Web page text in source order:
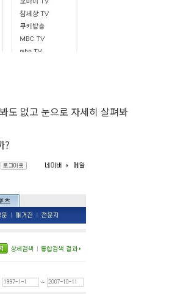
도 없고 눈으로 자세히 살펴봐
?